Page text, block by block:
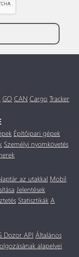
GO CAN Cargo Tracker
Építőipari gépek
Személyi nyomkövetés
az utakkal Mobil
Jelentések
Statisztikák A
Dozor API Általános
alapelvei